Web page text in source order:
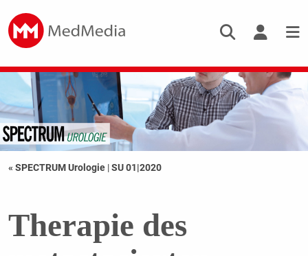
« SPECTRUM Urologie |SU 01|2020
Therapie des